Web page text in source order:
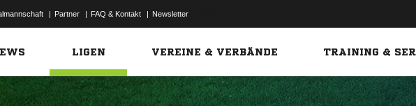
| Partner | FAQ & Kontakt | Newsletter
LIGEN VEREINE & VERBÄNDE TRAINING &